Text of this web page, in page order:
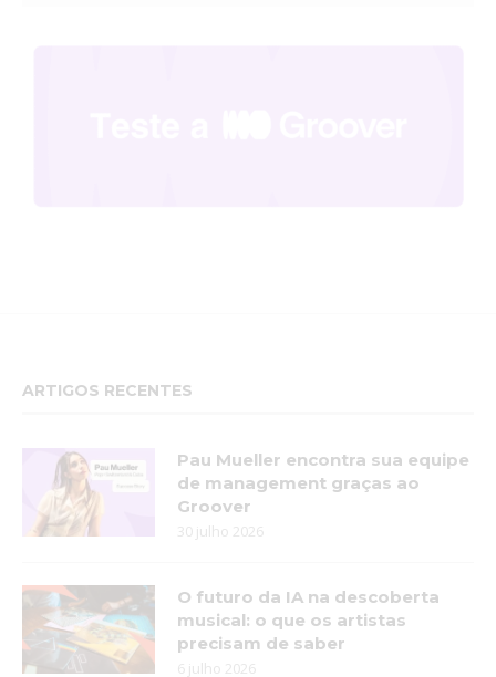
ARTIGOS RECENTES
Pau Mueller encontra sua equipe
de management graças ao
Groover
30 julho 2026
O futuro da IA na descoberta
musical: o que os artistas
precisam de saber
6 julho 2026